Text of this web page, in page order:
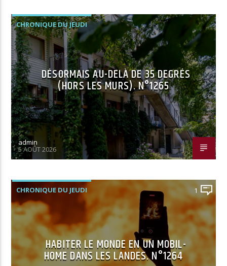
CHRONIQUE DU JEUDI
DÉSORMAIS AU-DELÀ DE 35 DEGRÉS
(HORS LES MURS). N°1265
admin
5 AOÛT 2026
CHRONIQUE DU JEUDI 1
HABITER LE MONDE EN UN MOBIL-
HOME DANS LES LANDES. N°1264